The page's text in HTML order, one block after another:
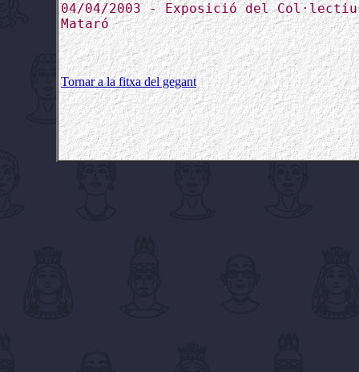
04/04/2003 - Exposició del
Mataró
Tornar a la fitxa del gegant